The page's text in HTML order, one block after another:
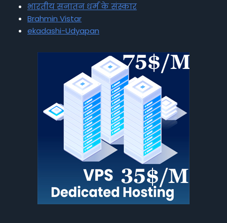
भारतीय सनातन धर्म के संस्कार
Brahmin Vistar
ekadashi-Udyapan